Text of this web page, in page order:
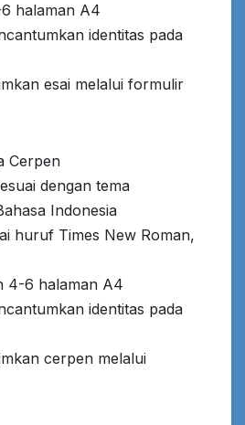
halaman A4
identitas pada
esai melalui formulir
Cerpen
dengan tema
Indonesia
huruf Times New Roman,
4-6 halaman A4
identitas pada
cerpen melalui